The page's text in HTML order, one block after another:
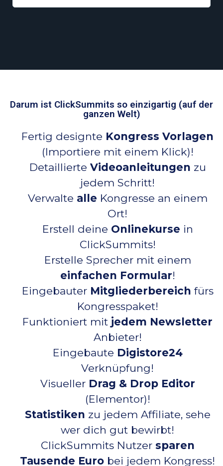
Darum ist ClickSummits so einzigartig (auf der
ganzen Welt)
Fertig designte Kongress Vorlagen
(Importiere mit einem Klick)!
Detaillierte Videoanleitungen zu
jedem Schritt!
Verwalte alle Kongresse an einem
Ort!
Erstell deine Onlinekurse in
ClickSummits!
Erstelle Sprecher mit einem
einfachen Formular!
Eingebauter Mitgliederbereich fürs
Kongresspaket!
Funktioniert mit jedem Newsletter
Anbieter!
Eingebaute Digistore24
Verknüpfung!
Visueller Drag & Drop Editor
(Elementor)!
Statistiken zu jedem Affiliate, sehe
wer dich gut bewirbt!
ClickSummits Nutzer sparen
Tausende Euro bei jedem Kongress!